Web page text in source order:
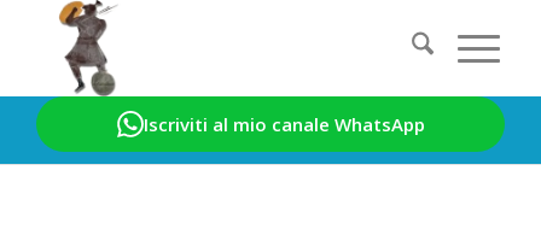
Home / barocco
Iscriviti al mio canale WhatsApp